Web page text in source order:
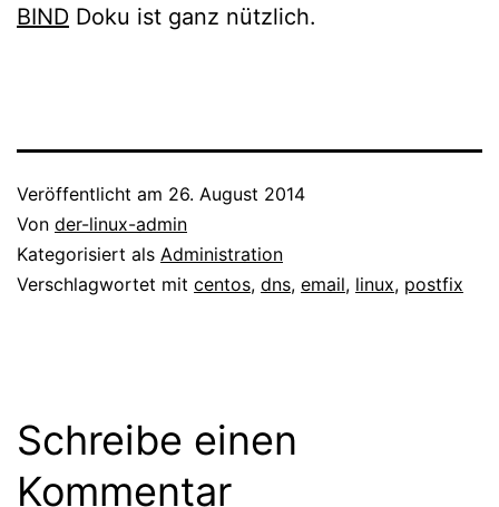
BIND Doku ist ganz nützlich.
Veröffentlicht am 26. August 2014
Von der-linux-admin
Kategorisiert als Administration
Verschlagwortet mit centos, dns, email, linux, postfix
Schreibe einen
Kommentar